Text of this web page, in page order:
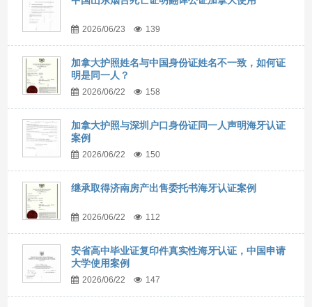
2026/06/23 139
加拿大护照姓名与中国身份证姓名不一致，如何证
明是同一人？
2026/06/22 158
加拿大护照与深圳户口身份证同一人声明海牙认证
案例
2026/06/22 150
继承取得济南房产出售委托书海牙认证案例
2026/06/22 112
安省高中毕业证复印件真实性海牙认证，中国申请
大学使用案例
2026/06/22 147